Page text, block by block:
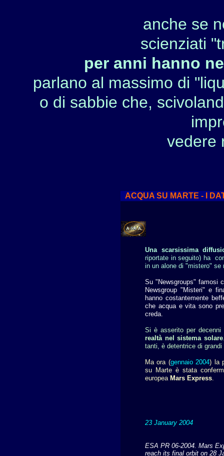
anche se
scienziati
per anni hanno
parlano al massimo di
o di sabbie che,
vedere
ACQUA SU MARTE - I
Una scarsissima
riportate in seguito) ha
in un alone di "mistero"
Su "Newsgroups" famosi
Newsgroup "Misteri" e
hanno costantemente
che acqua e vita sono
creda.
Si è asserito per decenni
realtà nel sistema solare
tanti, è detentrice di
Ma ora (gennaio 2004) la
su Marte è stata
europea Mars Express.
23 January 2004
ESA PR 06-2004. Mars
reach its final orbit on 28